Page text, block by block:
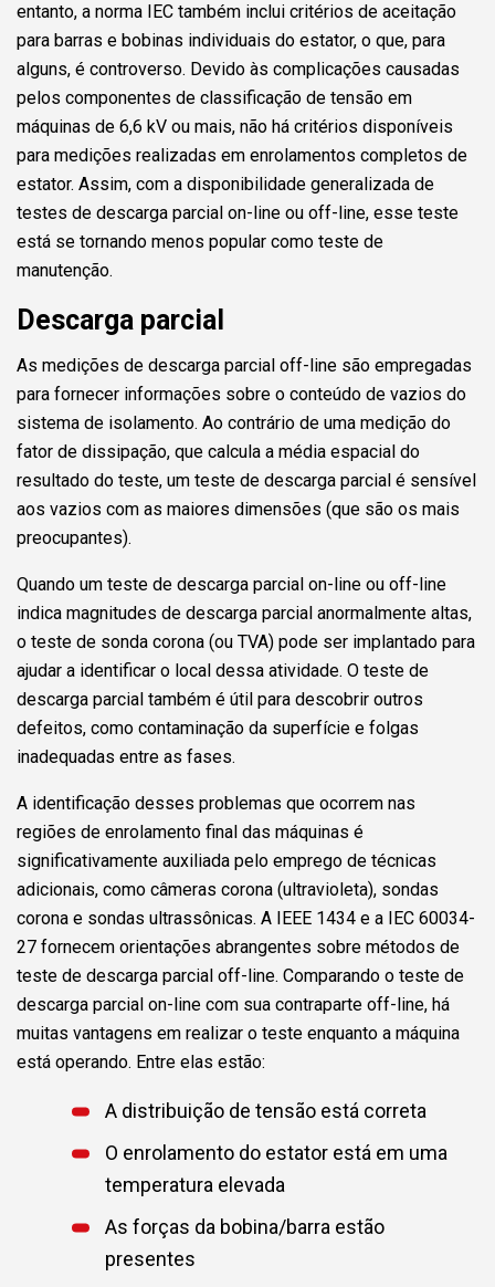
entanto, a norma IEC também inclui critérios de aceitação
para barras e bobinas individuais do estator, o que, para
alguns, é controverso. Devido às complicações causadas
pelos componentes de classificação de tensão em
máquinas de 6,6 kV ou mais, não há critérios disponíveis
para medições realizadas em enrolamentos completos de
estator. Assim, com a disponibilidade generalizada de
testes de descarga parcial on-line ou off-line, esse teste
está se tornando menos popular como teste de
manutenção.
Descarga parcial
As medições de descarga parcial off-line são empregadas
para fornecer informações sobre o conteúdo de vazios do
sistema de isolamento. Ao contrário de uma medição do
fator de dissipação, que calcula a média espacial do
resultado do teste, um teste de descarga parcial é sensível
aos vazios com as maiores dimensões (que são os mais
preocupantes).
Quando um teste de descarga parcial on-line ou off-line
indica magnitudes de descarga parcial anormalmente altas,
o teste de sonda corona (ou TVA) pode ser implantado para
ajudar a identificar o local dessa atividade. O teste de
descarga parcial também é útil para descobrir outros
defeitos, como contaminação da superfície e folgas
inadequadas entre as fases.
A identificação desses problemas que ocorrem nas
regiões de enrolamento final das máquinas é
significativamente auxiliada pelo emprego de técnicas
adicionais, como câmeras corona (ultravioleta), sondas
corona e sondas ultrassônicas. A IEEE 1434 e a IEC 60034-
27 fornecem orientações abrangentes sobre métodos de
teste de descarga parcial off-line. Comparando o teste de
descarga parcial on-line com sua contraparte off-line, há
muitas vantagens em realizar o teste enquanto a máquina
está operando. Entre elas estão:
A distribuição de tensão está correta
O enrolamento do estator está em uma
temperatura elevada
As forças da bobina/barra estão
presentes